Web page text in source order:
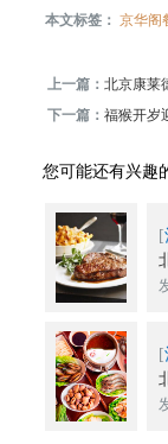
本文标签：京华阁
上一篇：北京康莱
下一篇：福猴开岁
您可能还有兴趣
[
[